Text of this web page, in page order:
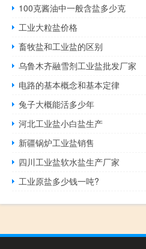
100克酱油中一般含盐多少克
工业大粒盐价格
畜牧盐和工业盐的区别
乌鲁木齐融雪剂工业盐批发厂家
电路的基本概念和基本定律
兔子大概能活多少年
河北工业盐小白盐生产
新疆锅炉工业盐销售
四川工业盐软水盐生产厂家
工业原盐多少钱一吨?